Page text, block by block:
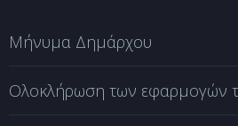
Μήνυμα Δημάρχου
Ολοκλήρωση των εφαρμογών